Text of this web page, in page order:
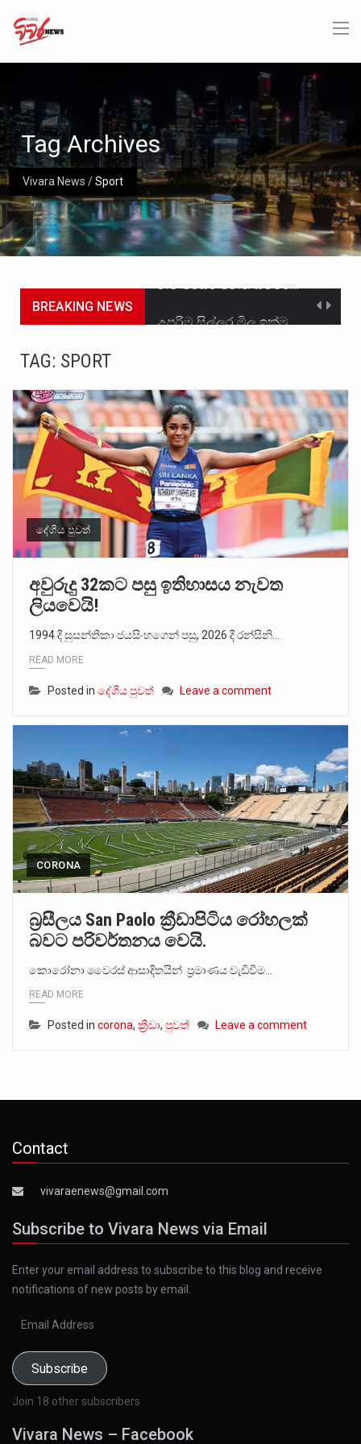
Vivara News /Sport
Tag Archives
BREAKING NEWS
මේ, දන්නා හඳුනන ලියන්නකුගේ නන්නාඳුනන අඩවියක සැරිසරා ලද ආස්වාදනීය මොහොතක සිංහාවලෝකනයකි .කෙටි කවියක දිගු බර…
වත්මන් ආණ්ඩුවේ ප්‍රධාන පාර්ශවකරුවා වන ජනතා විමුක්ති පෙරමුණේ කාලයක පටන් තිබුණු ප්‍රධාන සටන් පාඨයක් වූවේ…
සංවිධානාත්මක අපරාධකරුවකු වන ලොකු පැටිගේ ප්‍රධාන වෙඩික්කරු බවට සැක කරන ගිං ගඟේ ගිල්වා මරා දමා…
TAG: SPORT
දේශීය පුවත්
අවුරුදු 32කට පසු ඉතිහාසය නැවත
ලියවෙයි!
1994 දී සුසන්තිකා ජයසිංහගෙන් පසු, 2026 දී රන්සිනි…
READ MORE
Posted in දේශීය පුවත් Leave a comment
CORONA
බ්‍රසීලය San Paolo ක්‍රීඩාපිටිය රෝහලක්
බවට පරිවර්තනය වෙයි.
කොරෝනා වෛරස් ආසාදිතයින් ප්‍රමාණය වැඩිවීම…
READ MORE
Posted in corona, ක්‍රීඩා, පුවත් Leave a comment
Contact
vivaraenews@gmail.com
Subscribe to Vivara News via Email
Enter your email address to subscribe to this blog and receive
notifications of new posts by email.
Subscribe
Join 18 other subscribers
Vivara News – Facebook